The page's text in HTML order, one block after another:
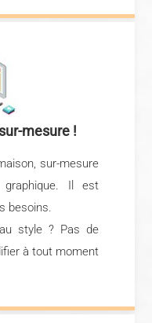
mesure !
sur-mesure
Il est
besoins.
style ? Pas de
à tout moment